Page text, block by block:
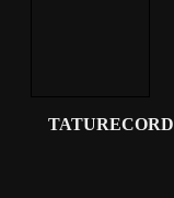
TATURECORD